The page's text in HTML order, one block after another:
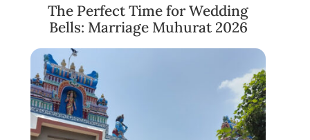
The Perfect Time for Wedding
Bells: Marriage Muhurat 2026